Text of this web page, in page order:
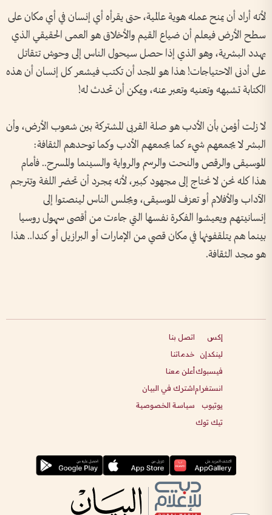
لأنه أراد أن يمنح عمله هوية عالمية، حتى يقرأه أي إنسان في أي مكان على
سطح الأرض فيعلم أن ضياع القيم والأخلاق هو العمى الحقيقي الذي
يهدد البشرية، وهو الذي إذا حصل سيحول الناس إلى وحوش تتقاتل
على أدنى الاحتياجات! هذا هو المجد أن تكتب فيشعر كل إنسان أن هذه
الكتابة تشبهه وتعنيه وتعبر عنه، ويمكن أن تحدث له!
لا زلت أؤمن بأن الأدب هو صلة القربى المشتركة بين شعوب الأرض، وأن
البشر لا يجمعهم شيء كما يجمعهم الأدب وكما توحدهم الثقافة:
الموسيقى والرقص والنحت والرسم والرواية والسينما والمسرح.. فأمام
هذا كله نحن لا نحتاج إلى مجهود كبير، لأنه بمجرد أن تحضر اللغة وتترجم
الآداب والأفلام أو تعزف الموسيقى، ويجلس الناس لينصتوا إلى
إنسانيتهم ويعيشوا الفكرة نفسها التي جاءت من أقصى سهول روسيا
بينما هم يتلقفونها في مكان قصي من الإمارات أو البرازيل أو كندا.. هذا
هو مجد الثقافة.
إكس
لينكدإن
فيسبوك
انستغرام
يوتيوب
تيك توك
اتصل بنا
خدماتنا
أعلن معنا
اشترك في البيان
سياسة الخصوصية